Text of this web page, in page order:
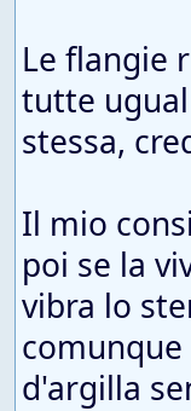
Le flangie
tutte
stessa,
Il mio
poi se la
vibra lo
d'argilla